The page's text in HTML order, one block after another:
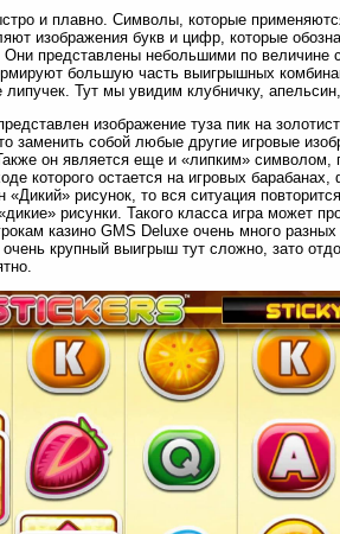
и плавно. Символы, которые
изображения букв и цифр, которые
Они представлены небольшими по
большую часть выигрышных
Тут мы увидим клубничку,
изображение туза пик на
заменить собой любые другие игровые
он является еще и «липким» символом,
которого остается на игровых
рисунок, то вся ситуация
рисунки. Такого класса игра может
казино GMS Deluxe очень много
крупный выигрыш тут сложно, зато